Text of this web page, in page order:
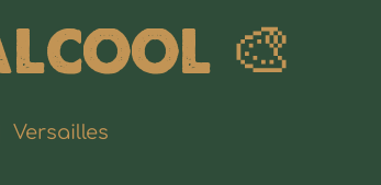
🎨
Versailles